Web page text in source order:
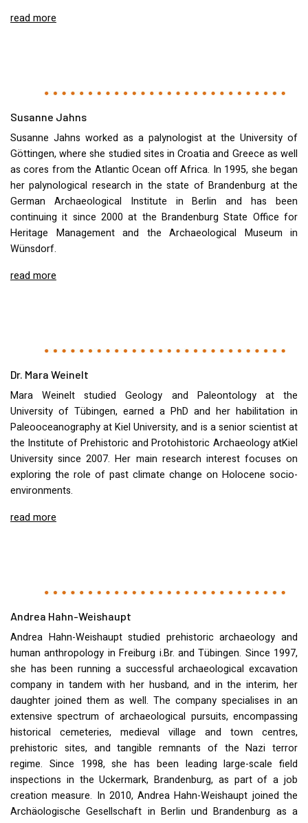
read more
Susanne Jahns
Susanne Jahns worked as a palynologist at the University of
Göttingen, where she studied sites in Croatia and Greece as well
as cores from the Atlantic Ocean off Africa. In 1995, she began
her palynological research in the state of Brandenburg at the
German Archaeological Institute in Berlin and has been
continuing it since 2000 at the Brandenburg State Office for
Heritage Management and the Archaeological Museum in
Wünsdorf.
read more
Dr. Mara Weinelt
Mara Weinelt studied Geology and Paleontology at the
University of Tübingen, earned a PhD and her habilitation in
Paleooceanography at Kiel University, and is a senior scientist at
the Institute of Prehistoric and Protohistoric Archaeology atKiel
University since 2007. Her main research interest focuses on
exploring the role of past climate change on Holocene socio-
environments.
read more
Andrea Hahn-Weishaupt
Andrea Hahn-Weishaupt studied prehistoric archaeology and
human anthropology in Freiburg i.Br. and Tübingen. Since 1997,
she has been running a successful archaeological excavation
company in tandem with her husband, and in the interim, her
daughter joined them as well. The company specialises in an
extensive spectrum of archaeological pursuits, encompassing
historical cemeteries, medieval village and town centres,
prehistoric sites, and tangible remnants of the Nazi terror
regime. Since 1998, she has been leading large-scale field
inspections in the Uckermark, Brandenburg, as part of a job
creation measure. In 2010, Andrea Hahn-Weishaupt joined the
Archäologische Gesellschaft in Berlin und Brandenburg as a